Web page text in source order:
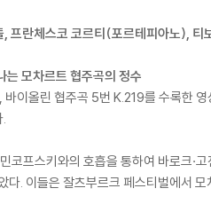
프란체스코 코르티(포르테피아노), 티
모차르트 협주곡의 정수
이올린 협주곡 5번 K.219를 수록한
프스키와의 호흡을 통하여 바로크·
다. 이들은 잘츠부르크 페스티벌에서